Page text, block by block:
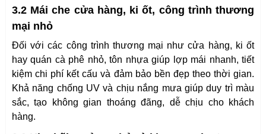
3.2 Mái che cửa hàng, ki ốt, công trình thương
mại nhỏ
Đối với các công trình thương mại như cửa hàng, ki ốt
hay quán cà phê nhỏ, tôn nhựa giúp lợp mái nhanh, tiết
kiệm chi phí kết cấu và đảm bảo bền đẹp theo thời gian.
Khả năng chống UV và chịu nắng mưa giúp duy trì màu
sắc, tạo không gian thoáng đãng, dễ chịu cho khách
hàng.